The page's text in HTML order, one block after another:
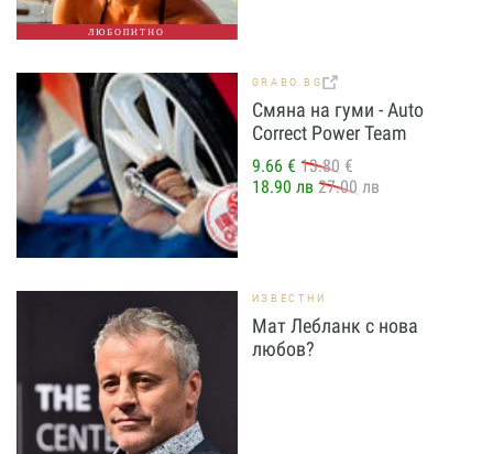
ЛЮБОПИТНО
GRABO.BG
Смяна на гуми - Auto
Correct Power Теаm
9.66 € 13.80 €
18.90 лв 27.00 лв
ИЗВЕСТНИ
Мат Лебланк с нова
любов?